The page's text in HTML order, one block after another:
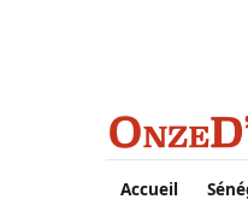
Aller au contenu principal
Accueil